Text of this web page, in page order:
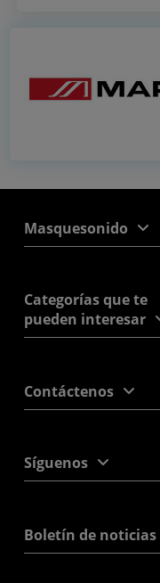
Masquesonido
Categorías que te
pueden interesar
Contáctenos
Síguenos
Boletín de noticias